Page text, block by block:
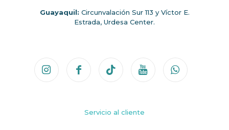
Guayaquil: Circunvalación Sur 113 y Víctor E.
Estrada, Urdesa Center.
Servicio al cliente